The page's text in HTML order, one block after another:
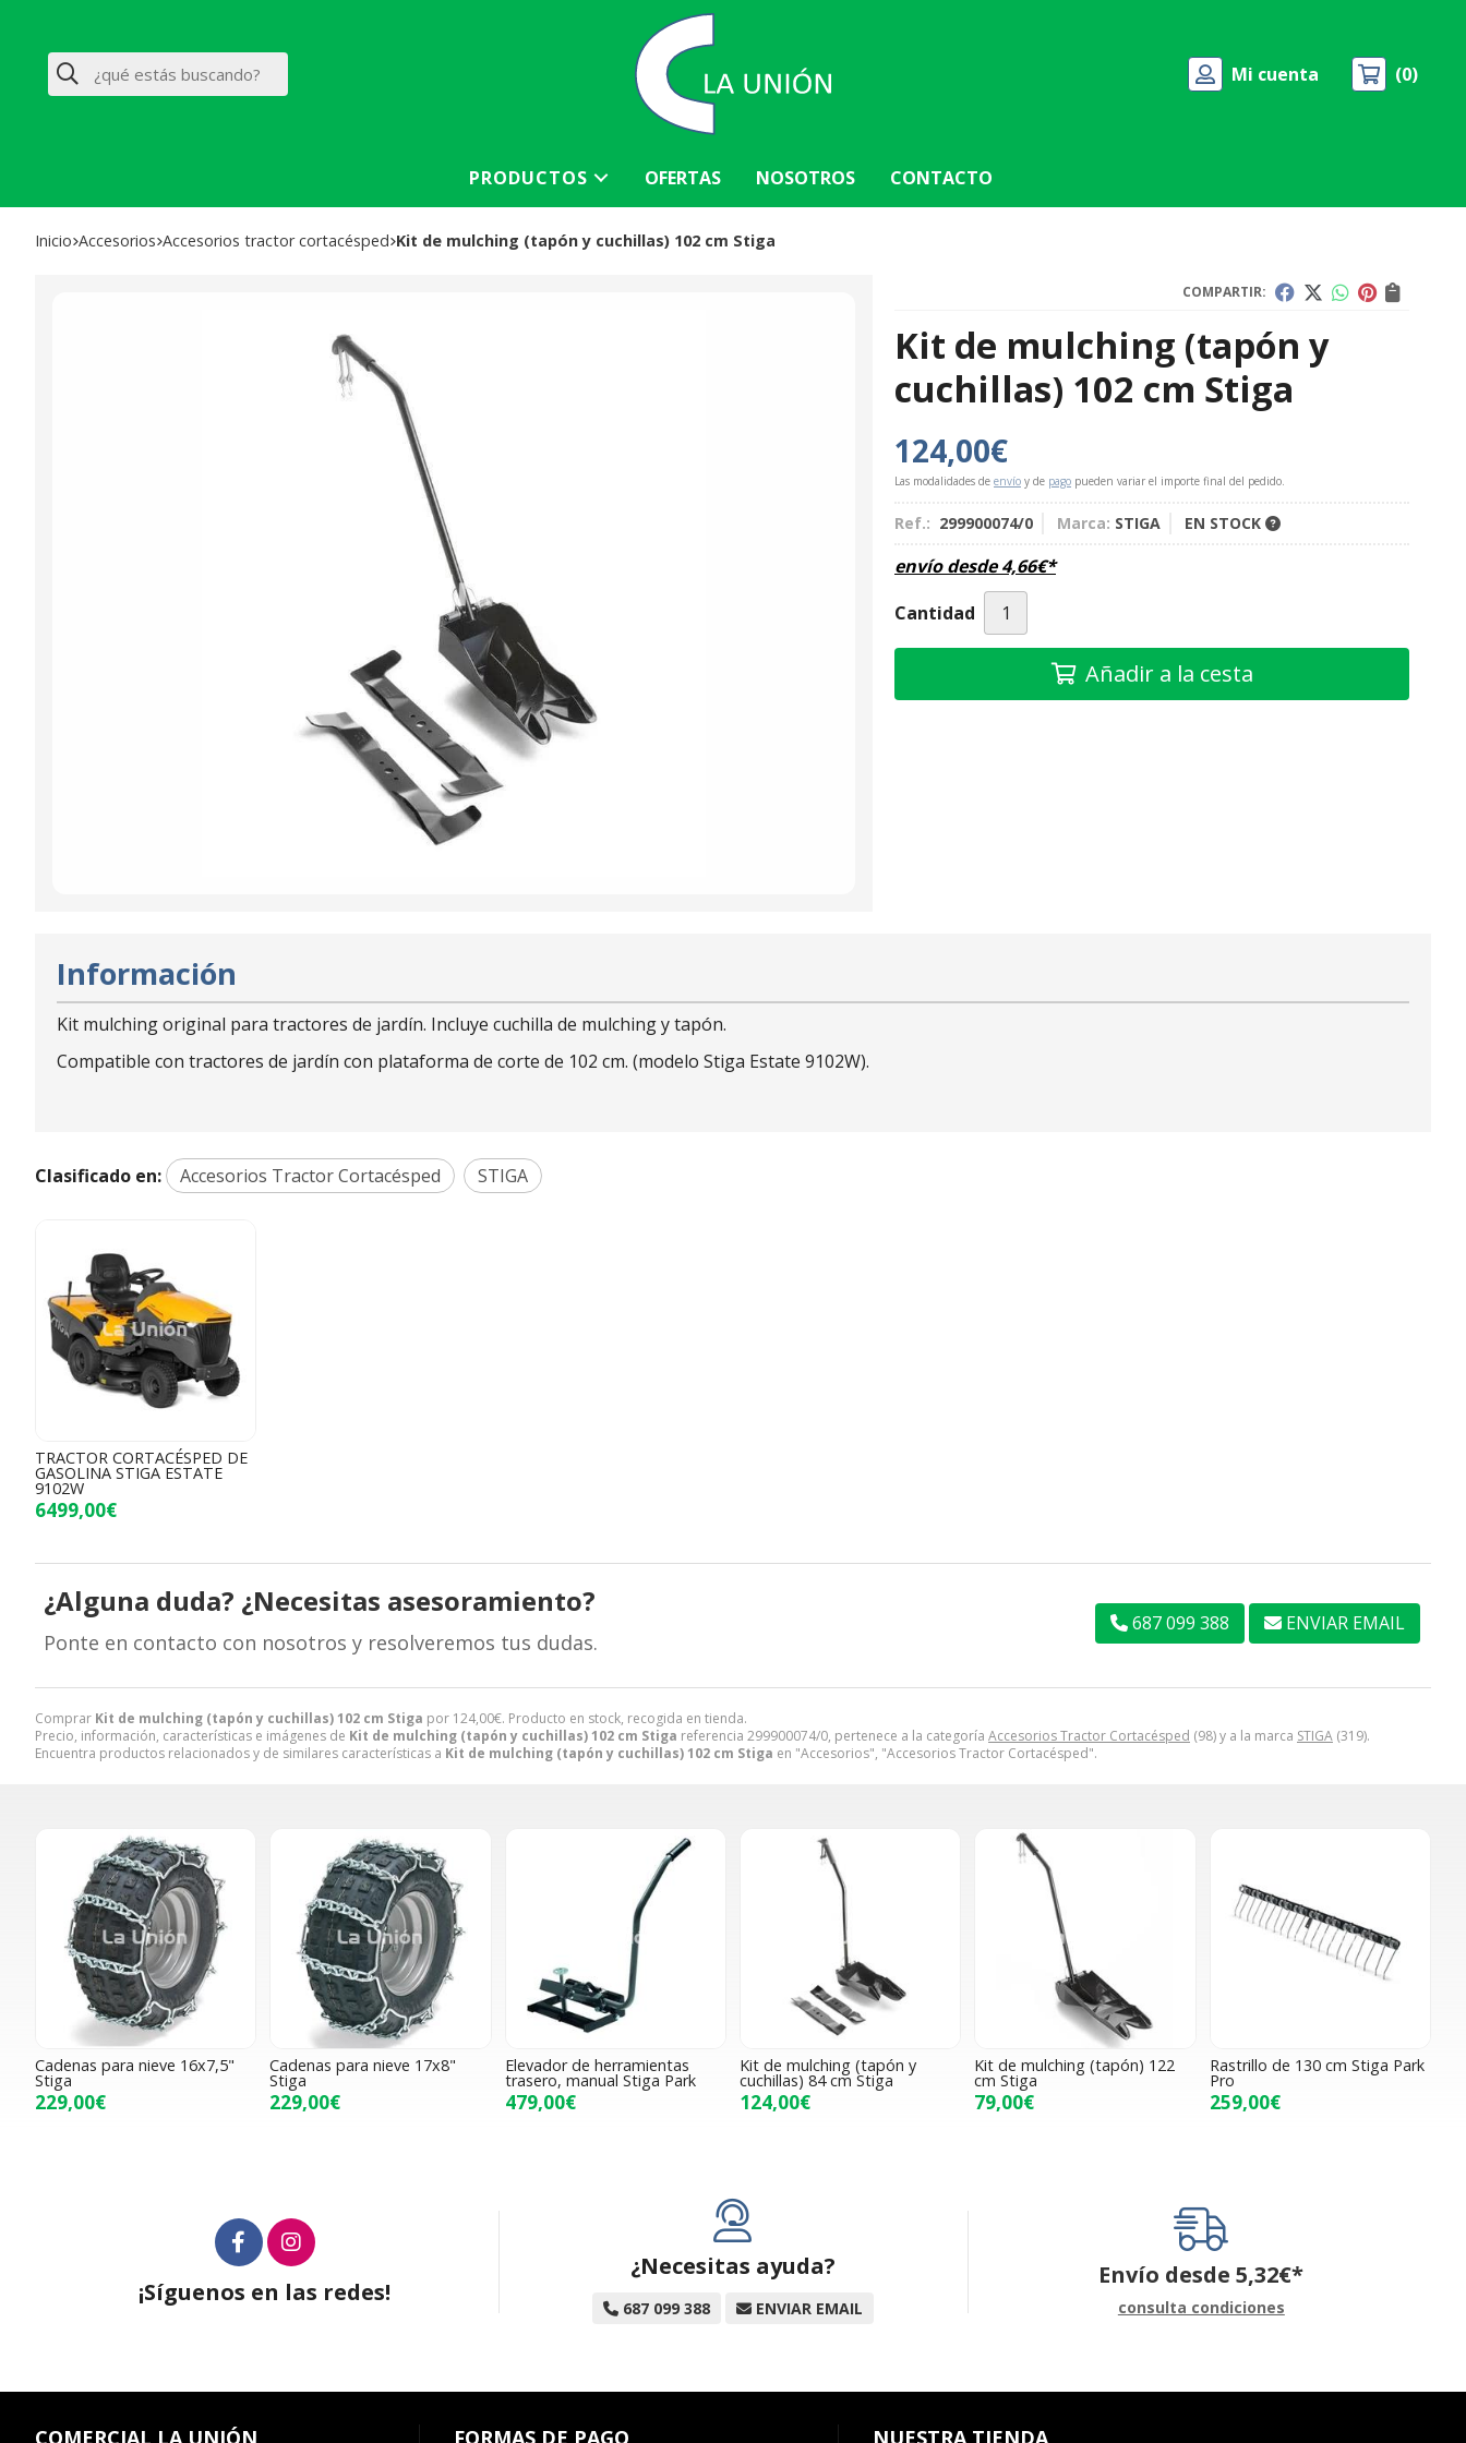
Buscar Mi cuenta 0
PRODUCTOS OFERTAS NOSOTROS CONTACTO
Inicio accesorios accesorios tractor cortacésped Kit de mulching (tapón y cuchillas) 102 cm Stiga
COMPARTIR:
Kit de mulching (tapón y
cuchillas) 102 cm Stiga
124,00€
Las modalidades de envío y de pago pueden variar el importe final del pedido.
Ref.: 299900074/0 Marca: STIGA EN STOCK
envío desde4,66€*
Cantidad
Añadir a la cesta
Comprar Kit de mulching (tapón y cuchillas) 102 cm Stiga por 124,00€. Producto en stock, recogida en tienda.
Precio, información, características e imágenes de Kit de mulching (tapón y cuchillas) 102 cm Stiga referencia 299900074/0, pertenece a la categoría Accesorios Tractor Cortacésped (98) y a la marca STIGA (319).
Encuentra productos relacionados y de similares características a Kit de mulching (tapón y cuchillas) 102 cm Stiga en "Accesorios", "Accesorios Tractor Cortacésped".
Información
Kit mulching original para tractores de jardín. Incluye cuchilla de mulching y tapón.
Compatible con tractores de jardín con plataforma de corte de 102 cm. (modelo Stiga Estate 9102W).
Clasificado en: Accesorios Tractor Cortacésped STIGA
TRACTOR CORTACÉSPED DE
GASOLINA STIGA ESTATE
9102W
6499,00€
¿Alguna duda? ¿Necesitas asesoramiento?
Ponte en contacto con nosotros y resolveremos tus dudas.
687 099 388 ENVIAR EMAIL
Cadenas para nieve 16x7,5"
Stiga
229,00€
Cadenas para nieve 17x8"
Stiga
229,00€
Elevador de herramientas
trasero, manual Stiga Park
479,00€
Kit de mulching (tapón y
cuchillas) 84 cm Stiga
124,00€
Kit de mulching (tapón) 122
cm Stiga
79,00€
Rastrillo de 130 cm Stiga Park
Pro
259,00€
¡Síguenos en las redes!
¿Necesitas ayuda?
687 099 388 ENVIAR EMAIL
Envío desde5,32€*
consulta condiciones
COMERCIAL LA UNIÓN FORMAS DE PAGO NUESTRA TIENDA